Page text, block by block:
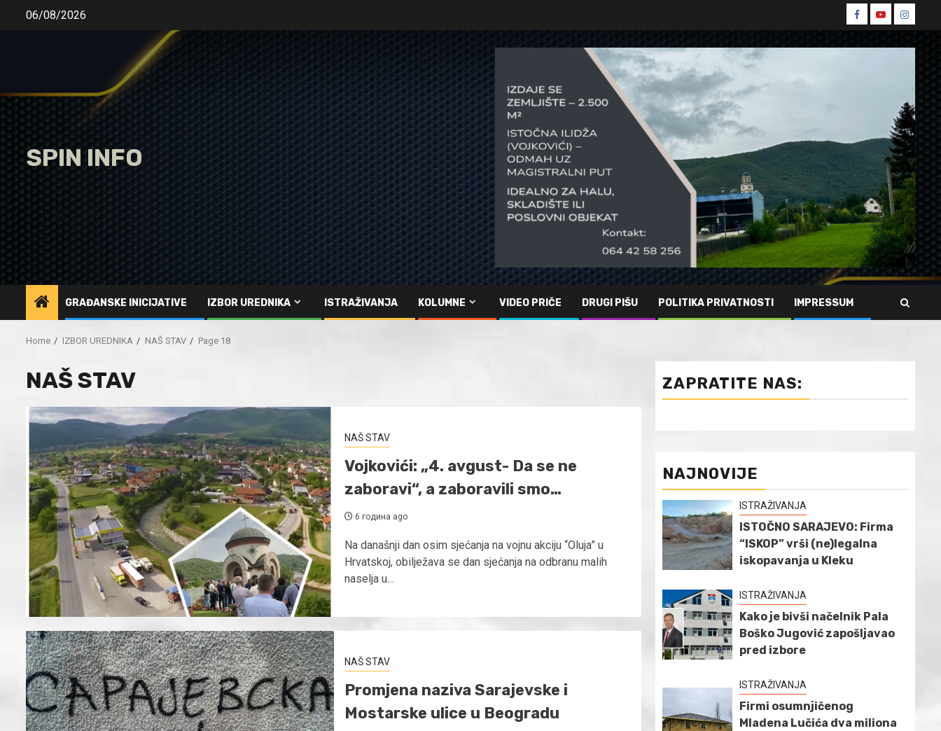
06/08/2026
Spin
Facebook
Spin
Youtube
Spin
SPIN INFO
GRAĐANSKE INICIJATIVE IZBOR UREDNIKA ISTRAŽIVANJA KOLUMNE VIDEO PRIČE DRUGI PIŠU POLITIKA PRIVATNOSTI IMPRESSUM
Home IZBOR UREDNIKA NAŠ STAV Page 18
NAŠ STAV
NAŠ STAV
Vojkovići: „4. avgust- Da se ne
zaboravi“, a zaboravili smo…
6 година ago
Na današnji dan osim sjećanja na vojnu akciju “Oluja” u
Hrvatskoj, obilježava se dan sjećanja na odbranu malih
naselja u...
NAŠ STAV
Promjena naziva Sarajevske i
Mostarske ulice u Beogradu
ZAPRATITE NAS:
NAJNOVIJE
ISTRAŽIVANJA
ISTOČNO SARAJEVO: Firma
“ISKOP” vrši (ne)legalna
iskopavanja u Kleku
ISTRAŽIVANJA
Kako je bivši načelnik Pala
Boško Jugović zapošljavao
pred izbore
ISTRAŽIVANJA
Firmi osumnjičenog
Mladena Lučića dva miliona